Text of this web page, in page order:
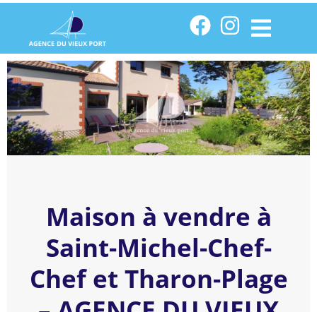
Maison à vendre à
Saint-Michel-Chef-
Chef et Tharon-Plage